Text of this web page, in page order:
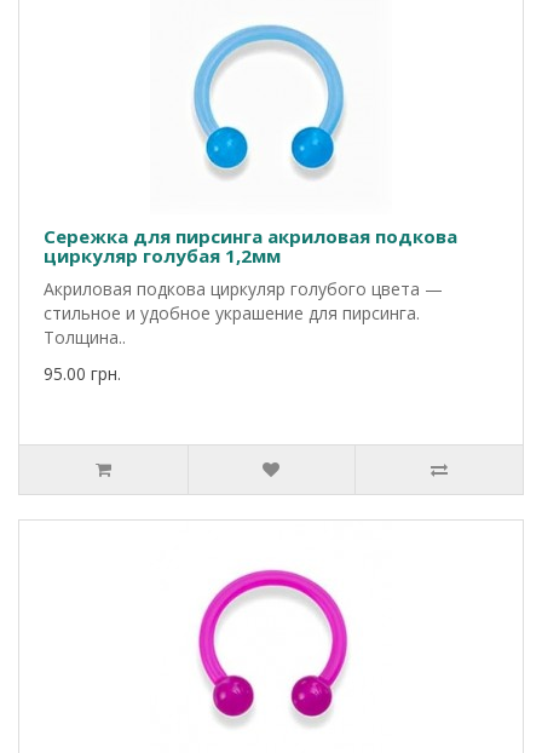
Сережка для пирсинга акриловая подкова
циркуляр голубая 1,2мм
Акриловая подкова циркуляр голубого цвета —
стильное и удобное украшение для пирсинга.
Толщина..
95.00 грн.